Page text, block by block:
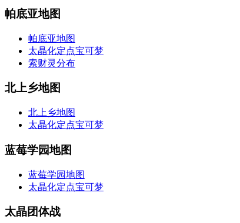
帕底亚地图
帕底亚地图
太晶化定点宝可梦
索财灵分布
北上乡地图
北上乡地图
太晶化定点宝可梦
蓝莓学园地图
蓝莓学园地图
太晶化定点宝可梦
太晶团体战